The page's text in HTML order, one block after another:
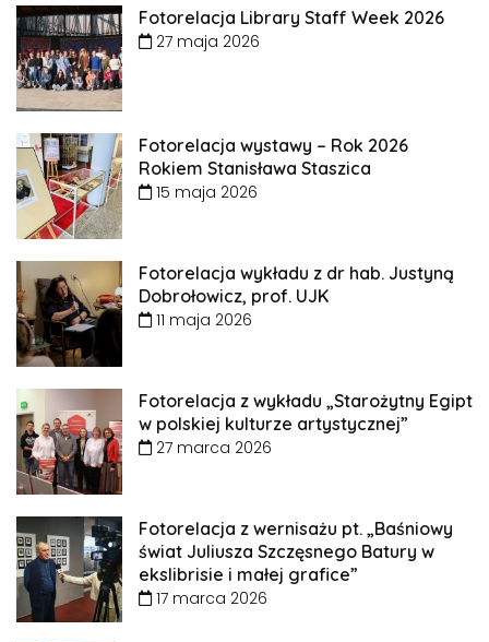
Fotorelacja Library Staff Week 2026
27 maja 2026
Fotorelacja wystawy – Rok 2026
Rokiem Stanisława Staszica
15 maja 2026
Fotorelacja wykładu z dr hab. Justyną
Dobrołowicz, prof. UJK
11 maja 2026
Fotorelacja z wykładu „Starożytny Egipt
w polskiej kulturze artystycznej”
27 marca 2026
Fotorelacja z wernisażu pt. „Baśniowy
świat Juliusza Szczęsnego Batury w
ekslibrisie i małej grafice”
17 marca 2026